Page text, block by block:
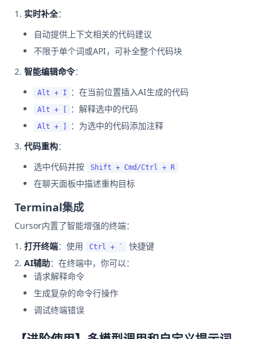
实时补全：
自动提供上下文相关的代码建议
不限于单个词或API，可补全整个代码块
智能编辑命令：
Alt + I ：在当前位置插入AI生成的代码
Alt + [ ：解释选中的代码
Alt + ]
：为选中的代码添加注释
代码重构：
选中代码并按
Shift + Cmd/Ctrl + R
在聊天面板中描述重构目标
Terminal集成
Cursor内置了智能增强的终端：
打开终端：使用 Ctrl + `
快捷键
AI辅助：在终端中，你可以：
请求解释命令
生成复杂的命令行操作
调试终端错误